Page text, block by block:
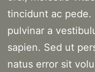
tincidunt ac pede.
pulvinar a
sapien. Sed ut
natus error sit